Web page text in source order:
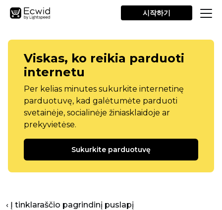
시작하기
Viskas, ko reikia parduoti
internetu
Per kelias minutes sukurkite internetinę
parduotuvę, kad galėtumėte parduoti
svetainėje, socialinėje žiniasklaidoje ar
prekyvietėse.
Sukurkite parduotuvę
‹ Į tinklaraščio pagrindinį puslapį